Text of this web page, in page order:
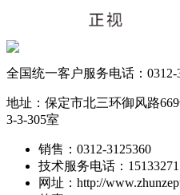
全国统一客户服务电话： 0312-
地址：保定市北三环御风路
3-3-305室
销售：0312-3125360
技术服务电话：
网址：http://